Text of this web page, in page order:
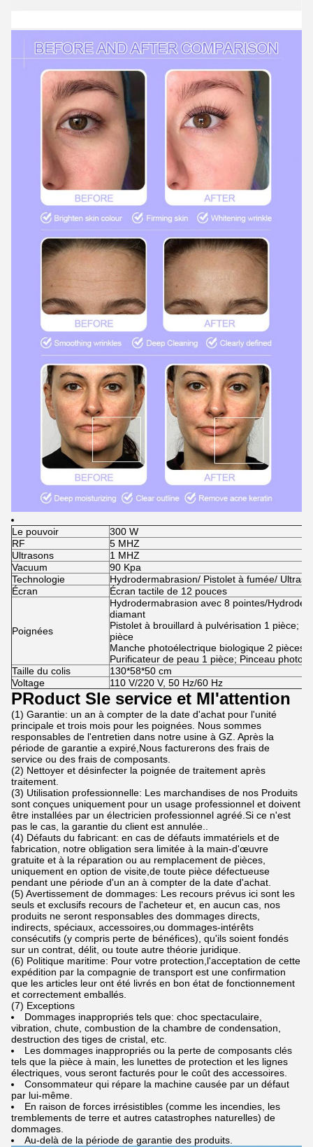
Le pouvoir
300 W
RF
5 MHZ
Ultrasons
1 MHZ
Vacuum
90 Kpa
Technologie
Hydrodermabrasion/ Pistolet à fumée/
Écran
Écran tactile de 12 pouces
Poignées
Hydrodermabrasion avec 8 pointes/
diamant
Pistolet à brouillard à pulvérisation 1 pièce;
pièce
Manche photoélectrique biologique 2 pièces;
Purificateur de peau 1 pièce; Pinceau photon
Taille du colis
130*58*50 cm
Voltage
110 V/220 V, 50 Hz/60 Hz
PRoduct Sle service et Ml'attention
(1) Garantie: un an à compter de la date d'achat pour l'unité
principale et trois mois pour les poignées. Nous sommes
responsables de l'entretien dans notre usine à GZ. Après la
période de garantie a expiré,Nous facturerons des frais de
service ou des frais de composants.
(2) Nettoyer et désinfecter la poignée de traitement après
traitement.
(3) Utilisation professionnelle: Les marchandises de nos Produits
sont conçues uniquement pour un usage professionnel et doivent
être installées par un électricien professionnel agréé.Si ce n'est
pas le cas, la garantie du client est annulée..
(4) Défauts du fabricant: en cas de défauts immatériels et de
fabrication, notre obligation sera limitée à la main-d'œuvre
gratuite et à la réparation ou au remplacement de pièces,
uniquement en option de visite,de toute pièce défectueuse
pendant une période d'un an à compter de la date d'achat.
(5) Avertissement de dommages: Les recours prévus ici sont les
seuls et exclusifs recours de l'acheteur et, en aucun cas, nos
produits ne seront responsables des dommages directs,
indirects, spéciaux, accessoires,ou dommages-intérêts
consécutifs (y compris perte de bénéfices), qu'ils soient fondés
sur un contrat, délit, ou toute autre théorie juridique.
(6) Politique maritime: Pour votre protection,l'acceptation de cette
expédition par la compagnie de transport est une confirmation
que les articles leur ont été livrés en bon état de fonctionnement
et correctement emballés.
(7) Exceptions
Dommages inappropriés tels que: choc spectaculaire,
vibration, chute, combustion de la chambre de condensation,
destruction des tiges de cristal, etc.
Les dommages inappropriés ou la perte de composants clés
tels que la pièce à main, les lunettes de protection et les lignes
électriques, vous seront facturés pour le coût des accessoires.
Consommateur qui répare la machine causée par un défaut
par lui-même.
En raison de forces irrésistibles (comme les incendies, les
tremblements de terre et autres catastrophes naturelles) de
dommages.
Au-delà de la période de garantie des produits.